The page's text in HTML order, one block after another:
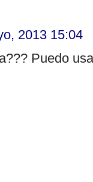
2013 15:04
Puedo